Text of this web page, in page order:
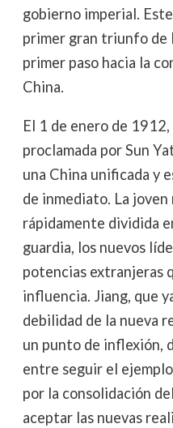
gobierno imperial.
primer gran triunfo de
primer paso hacia la
China.
El 1 de enero de 1912,
proclamada por Sun
una China unificada y
de inmediato. La
rápidamente dividida
guardia, los nuevos
potencias extranjeras
influencia. Jiang, que
debilidad de la nueva
un punto de inflexión,
entre seguir el
por la consolidación
aceptar las nuevas